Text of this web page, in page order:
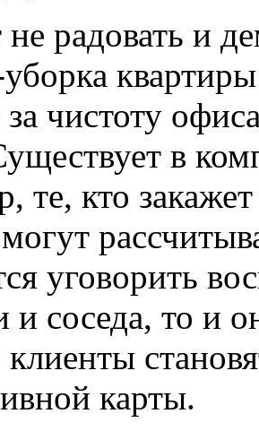
радовать и
уборка
чистоту
в
те, кто
уговорить
и соседа, то и
карты.